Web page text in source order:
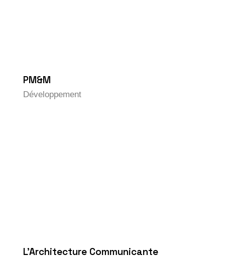
PM&M
Développement
L’Architecture Communicante